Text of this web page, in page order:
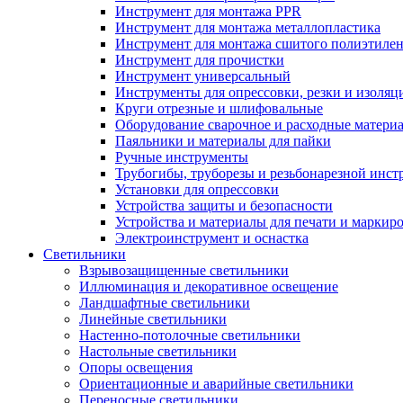
Инструмент для монтажа PPR
Инструмент для монтажа металлопластика
Инструмент для монтажа сшитого
Инструмент для прочистки
Инструмент универсальный
Инструменты для опрессовки, резки и
Круги отрезные и шлифовальные
Оборудование сварочное и расходные
Паяльники и материалы для пайки
Ручные инструменты
Трубогибы, труборезы и резьбонарезной
Установки для опрессовки
Устройства защиты и безопасности
Устройства и материалы для печати и
Электроинструмент и оснастка
Светильники
Взрывозащищенные светильники
Иллюминация и декоративное освещение
Ландшафтные светильники
Линейные светильники
Настенно-потолочные светильники
Настольные светильники
Опоры освещения
Ориентационные и аварийные светильники
Переносные светильники